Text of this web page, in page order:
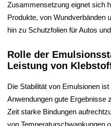
Zusammensetzung eignet sich
Produkte, von Wundverbänden
hin zu Schutzfolien für Autos
Rolle der
Leistung von
Die Stabilität von Emulsionen
Anwendungen gute Ergebnisse
Zeit starke Bindungen
von Temperaturschwankungen